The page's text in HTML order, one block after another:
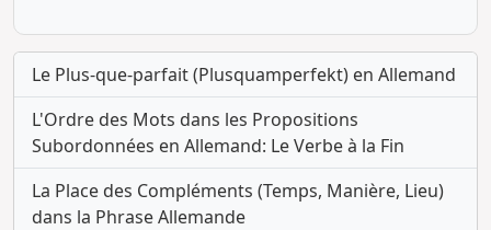
Le Plus-que-parfait (Plusquamperfekt) en Allemand
L'Ordre des Mots dans les Propositions
Subordonnées en Allemand: Le Verbe à la Fin
La Place des Compléments (Temps, Manière, Lieu)
dans la Phrase Allemande